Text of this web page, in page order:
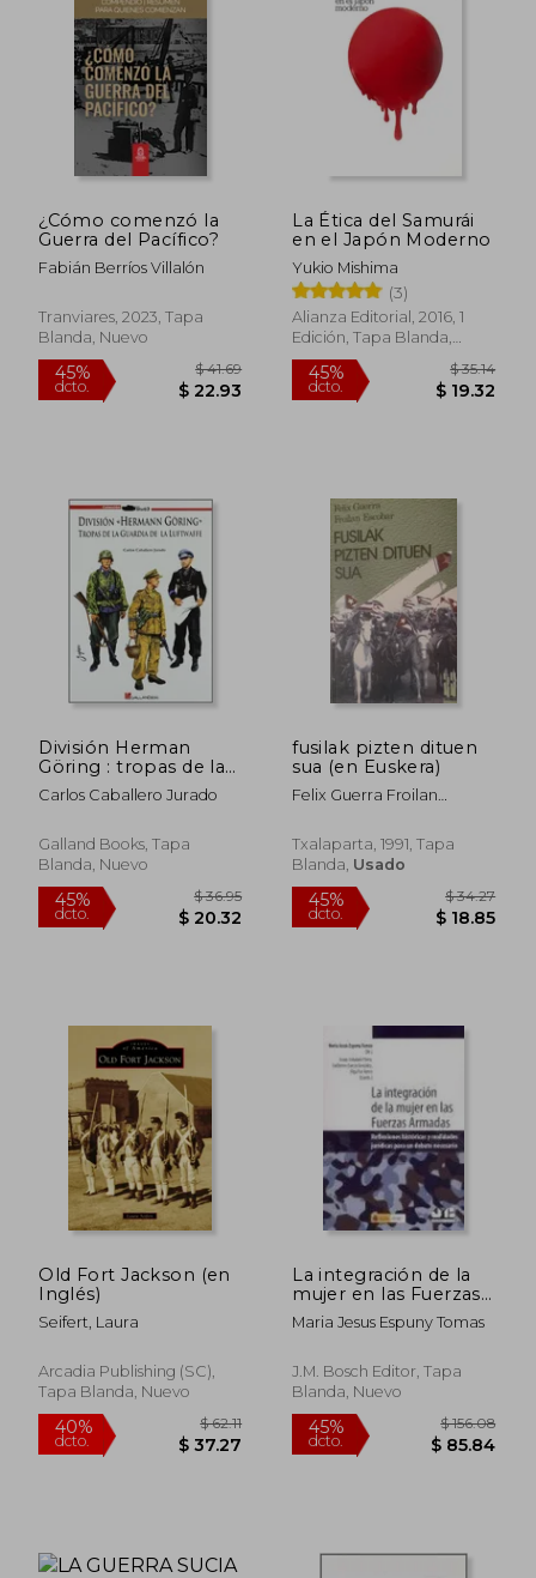
¿Cómo comenzó la
Guerra del Pacífico?
Fabián Berríos Villalón
Tranviares, 2023, Tapa
Blanda, Nuevo
45%
dcto.
La Ética del Samurái
en el Japón Moderno
Yukio Mishima
(3)
Alianza Editorial, 2016, 1
Edición, Tapa Blanda,
Nuevo
45%
dcto.
División Herman
Göring : tropas de la
Guardia de la
Luftwaffe
Carlos Caballero Jurado
Galland Books, Tapa
Blanda, Nuevo
45%
dcto. $ 20.32
fusilak pizten dituen
sua (en Euskera)
Felix Guerra Froilan
Txalaparta, 1991, Tapa
Blanda, Usado
45%
dcto.
Old Fort Jackson (en
Inglés)
Seifert, Laura
Arcadia Publishing (SC),
Tapa Blanda, Nuevo
La integración de la
mujer en las Fuerzas
Armadas.: Reflexiones
históricas y realidades
debate necesario.
Maria Jesus Espuny Tomas
J.M. Bosch Editor, Tapa
Blanda, Nuevo